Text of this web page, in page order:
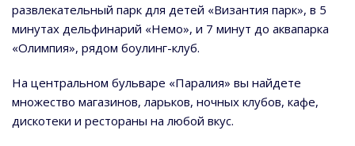
развлекательный парк для детей «Византия парк», в 5
минутах дельфинарий «Немо», и 7 минут до аквапарка
«Олимпия», рядом боулинг-клуб.
На центральном бульваре «Паралия» вы найдете
множество магазинов, ларьков, ночных клубов, кафе,
дискотеки и рестораны на любой вкус.